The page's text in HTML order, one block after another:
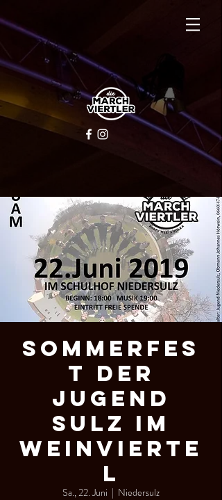
Sommerfes
t der
Jugend
Sulz im
Weinvierte
l
Sa., 22. Juni
  |
Niedersulz